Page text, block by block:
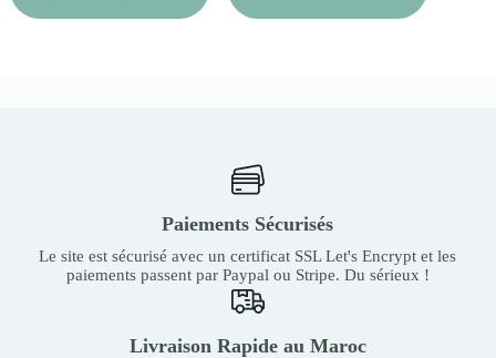
Paiements Sécurisés
Le site est sécurisé avec un certificat SSL Let's Encrypt et les
paiements passent par Paypal ou Stripe. Du sérieux !
Livraison Rapide au Maroc